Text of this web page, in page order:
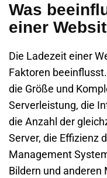
Was
einer
Die Ladezeit einer
Faktoren
die Größe und
Serverleistung, die
die Anzahl der
Server, die Effizienz
Management
Bildern und anderen